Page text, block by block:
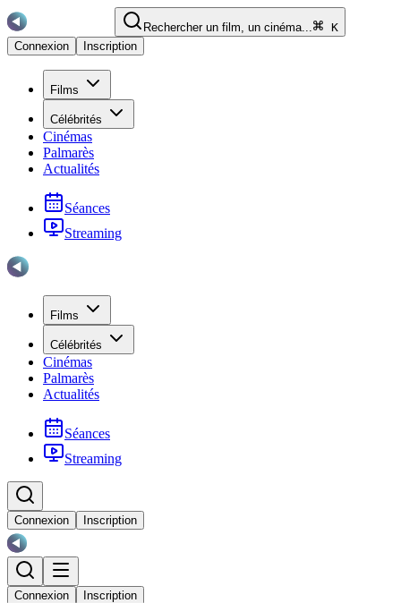
Rechercher un film, un cinéma...
K
Connexion
Inscription
Films
Célébrités
Cinémas
Palmarès
Actualités
Séances
Streaming
Films
Célébrités
Cinémas
Palmarès
Actualités
Séances
Streaming
Connexion Inscription
Connexion Inscription